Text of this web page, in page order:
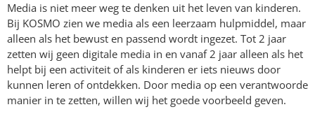
Media is niet meer weg te denken uit het leven van kinderen.
Bij KOSMO zien we media als een leerzaam hulpmiddel, maar
alleen als het bewust en passend wordt ingezet. Tot 2 jaar
zetten wij geen digitale media in en vanaf 2 jaar alleen als het
helpt bij een activiteit of als kinderen er iets nieuws door
kunnen leren of ontdekken. Door media op een verantwoorde
manier in te zetten, willen wij het goede voorbeeld geven.